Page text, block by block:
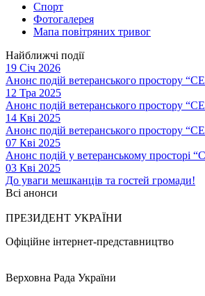
Спорт
Фотогалерея
Мапа повітряних тривог
Найближчі події
19 Січ 2026
Анонс подій ветеранського простору
12 Тра 2025
Анонс подій ветеранського простору
14 Кві 2025
Анонс подій ветеранського простору
07 Кві 2025
Анонс подій у ветеранському
03 Кві 2025
До уваги мешканців та гостей громади!
Всі анонси
ПРЕЗИДЕНТ УКРАЇНИ
Офіційне інтернет-представництво
Верховна Рада України